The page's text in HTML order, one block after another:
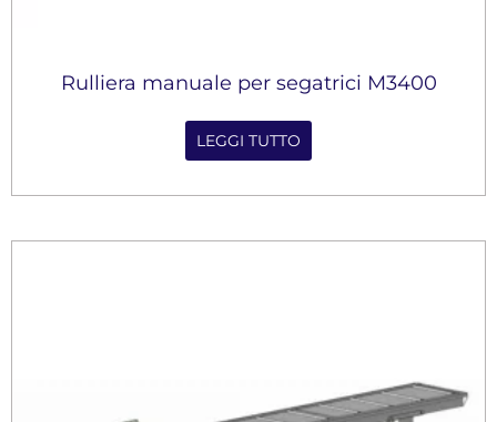
Rulliera manuale per segatrici M3400
LEGGI TUTTO